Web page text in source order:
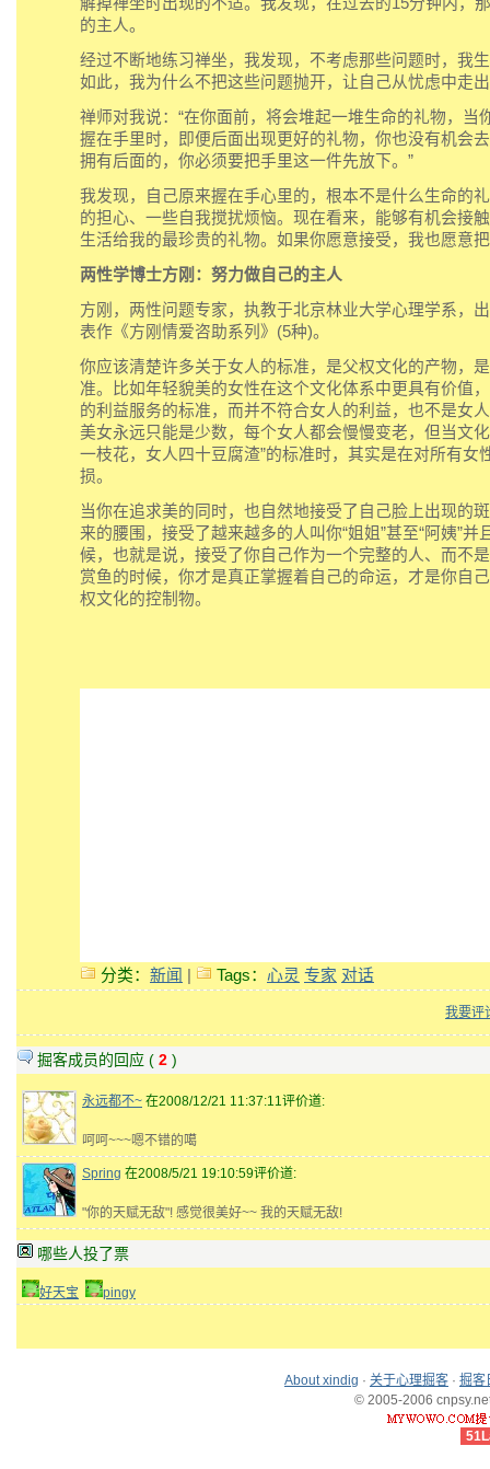
的主人。
经过不断地练习禅坐，我发现，不考虑那些问题时，我
如此，我为什么不把这些问题抛开，让自己从忧虑中走
禅师对我说：“在你面前，将会堆起一堆生命的礼物，当
握在手里时，即便后面出现更好的礼物，你也没有机会
拥有后面的，你必须要把手里这一件先放下。”
我发现，自己原来握在手心里的，根本不是什么生命的
的担心、一些自我搅扰烦恼。现在看来，能够有机会接
生活给我的最珍贵的礼物。如果你愿意接受，我也愿意
两性学博士方刚：努力做自己的主人
方刚，两性问题专家，执教于北京林业大学心理学系，
表作《方刚情爱咨助系列》(5种)。
你应该清楚许多关于女人的标准，是父权文化的产物，
准。比如年轻貌美的女性在这个文化体系中更具有价值
的利益服务的标准，而并不符合女人的利益，也不是女
美女永远只能是少数，每个女人都会慢慢变老，但当文
一枝花，女人四十豆腐渣”的标准时，其实是在对所有女
损。
当你在追求美的同时，也自然地接受了自己脸上出现的
来的腰围，接受了越来越多的人叫你“姐姐”甚至“阿姨”并
候，也就是说，接受了你自己作为一个完整的人、而不
赏鱼的时候，你才是真正掌握着自己的命运，才是你自
权文化的控制物。
分类： 新闻 Tags： 心灵 专家 对话
我要评
掘客成员的回应 ( 2 )
永远都不~ 在2008/12/21 11:37:11评价道:
呵呵~~~嗯不错的噶
Spring 在2008/5/21 19:10:59评价道:
"你的天赋无敌"! 感觉很美好~~ 我的天赋无敌!
哪些人投了票
好天宝 pingy
About xindig · 关于心理掘客 · 掘客
© 2005-2006